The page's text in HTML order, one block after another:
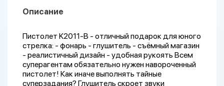
Описание
Пистолет K2011-B - отличный подарок для юного
стрелка: - фонарь - глушитель - съёмный магазин
- реалистичный дизайн - удобная рукоять Всем
суперагентам обязательно нужен навороченный
пистолет! Как иначе выполнять тайные
суперзадания? Глушитель скроет звуки